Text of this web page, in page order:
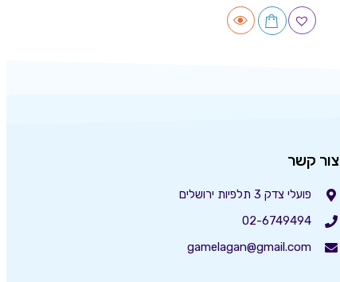
צור קשר
פועלי צדק 3 תלפיות ירושלים
02-6749494
gamelagan@gmail.com